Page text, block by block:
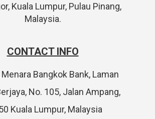
Kuala Lumpur, Pulau Pinang,
Malaysia.
CONTACT INFO
Bangkok Bank, Laman
No. 105, Jalan Ampang,
Kuala Lumpur, Malaysia